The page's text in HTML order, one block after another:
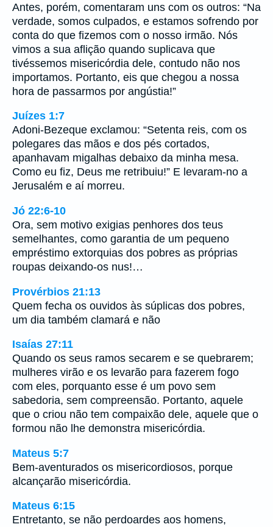
Antes, porém, comentaram uns com os outros: “Na
verdade, somos culpados, e estamos sofrendo por
conta do que fizemos com o nosso irmão. Nós
vimos a sua aflição quando suplicava que
tivéssemos misericórdia dele, contudo não nos
importamos. Portanto, eis que chegou a nossa
hora de passarmos por angústia!”
Juízes 1:7
Adoni-Bezeque exclamou: “Setenta reis, com os
polegares das mãos e dos pés cortados,
apanhavam migalhas debaixo da minha mesa.
Como eu fiz, Deus me retribuiu!” E levaram-no a
Jerusalém e aí morreu.
Jó 22:6-10
Ora, sem motivo exigias penhores dos teus
semelhantes, como garantia de um pequeno
empréstimo extorquias dos pobres as próprias
roupas deixando-os nus!…
Provérbios 21:13
Quem fecha os ouvidos às súplicas dos pobres,
um dia também clamará e não
Isaías 27:11
Quando os seus ramos secarem e se quebrarem;
mulheres virão e os levarão para fazerem fogo
com eles, porquanto esse é um povo sem
sabedoria, sem compreensão. Portanto, aquele
que o criou não tem compaixão dele, aquele que o
formou não lhe demonstra misericórdia.
Mateus 5:7
Bem-aventurados os misericordiosos, porque
alcançarão misericórdia.
Mateus 6:15
Entretanto, se não perdoardes aos homens,